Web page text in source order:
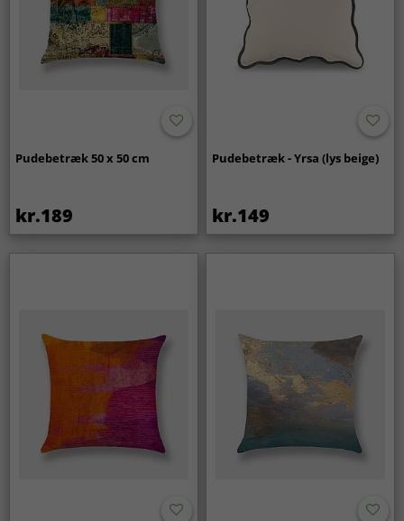
Pudebetræk 50 x 50 cm
kr.189
Pudebetræk - Yrsa (lys beige)
kr.149